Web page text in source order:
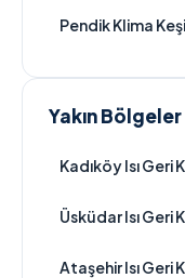
Pendik Klima
Yakın Bölgeler
Kadıköy Isı Geri
Üsküdar Isı Geri
Ataşehir Isı Geri